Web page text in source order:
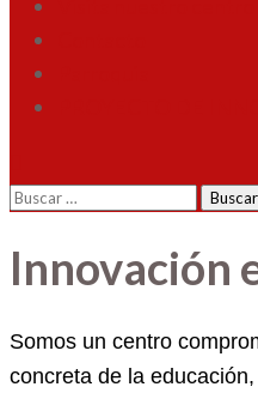
Buscar:
Innovación
Somos un centro
concreta de la